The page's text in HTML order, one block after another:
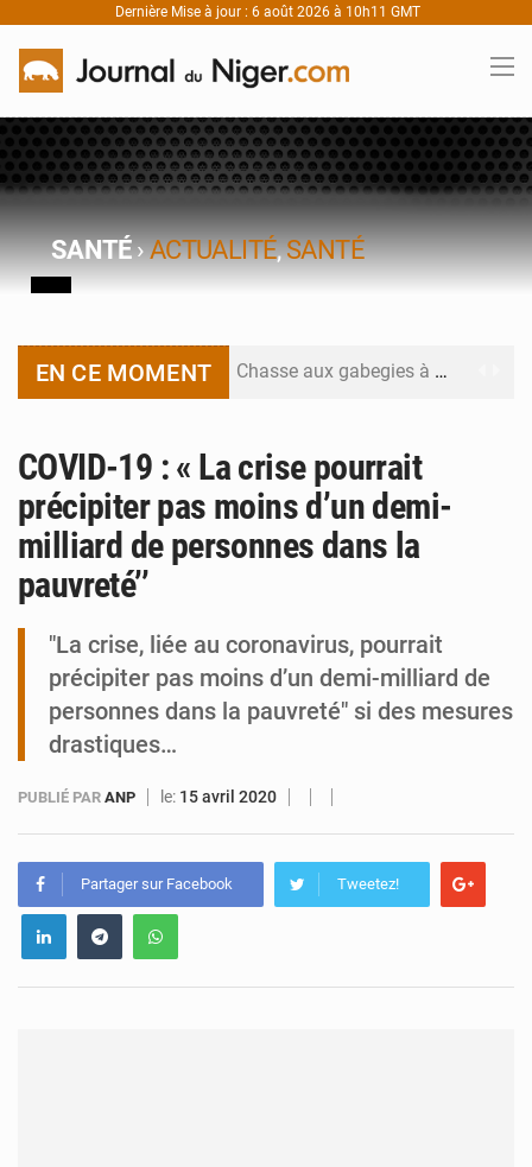
Dernière Mise à jour : 6 août 2026 à 10h11 GMT
SANTÉ›ACTUALITÉ,SANTÉ
EN CE MOMENT Chasse aux gabegies à Niamey : 74 milliards de FCFA recouvrés par la COLDEFF
COVID-19 : « La crise pourrait
précipiter pas moins d’un demi-
milliard de personnes dans la
pauvreté’’
"La crise, liée au coronavirus, pourrait
précipiter pas moins d’un demi-milliard de
personnes dans la pauvreté" si des mesures
drastiques…
PUBLIÉ PAR ANP le: 15 avril 2020
Partager sur Facebook Tweetez!